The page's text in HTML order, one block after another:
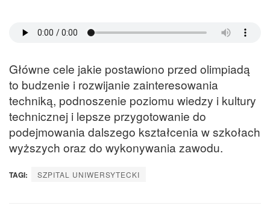
Główne cele jakie postawiono przed olimpiadą
to budzenie i rozwijanie zainteresowania
techniką, podnoszenie poziomu wiedzy i kultury
technicznej i lepsze przygotowanie do
podejmowania dalszego kształcenia w szkołach
wyższych oraz do wykonywania zawodu.
TAGI: SZPITAL UNIWERSYTECKI